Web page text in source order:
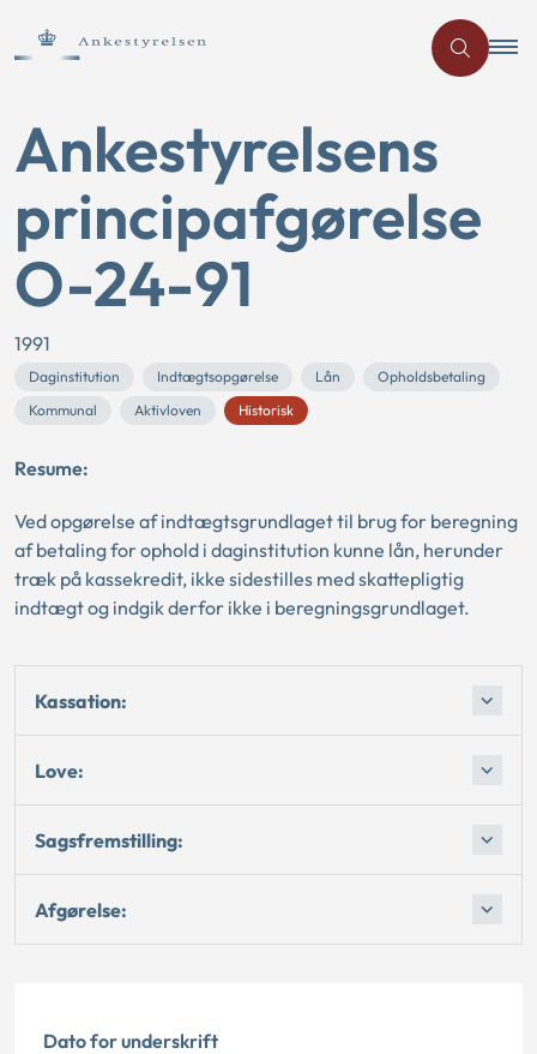
Ankestyrelsens
principafgørelse
O-24-91
1991
Daginstitution Indtægtsopgørelse Lån
Opholdsbetaling
Kommunal
Aktivloven Historisk
Resume:
Ved opgørelse af indtægtsgrundlaget til brug for beregning
af betaling for ophold i daginstitution kunne lån, herunder
træk på kassekredit, ikke sidestilles med skattepligtig
indtægt og indgik derfor ikke i beregningsgrundlaget.
Kassation:
Love:
Sagsfremstilling:
Afgørelse:
Dato for underskrift